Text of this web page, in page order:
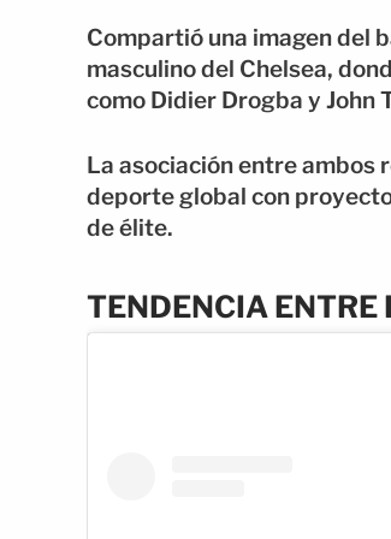
Compartió una imagen del
masculino del Chelsea,
como Didier Drogba y John
La asociación entre ambos
deporte global con
de élite.
TENDENCIA ENTRE